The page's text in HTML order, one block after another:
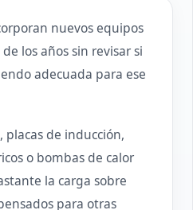
nuevos equipos
los años sin revisar si
adecuada para ese
placas de inducción,
o bombas de calor
la carga sobre
para otras